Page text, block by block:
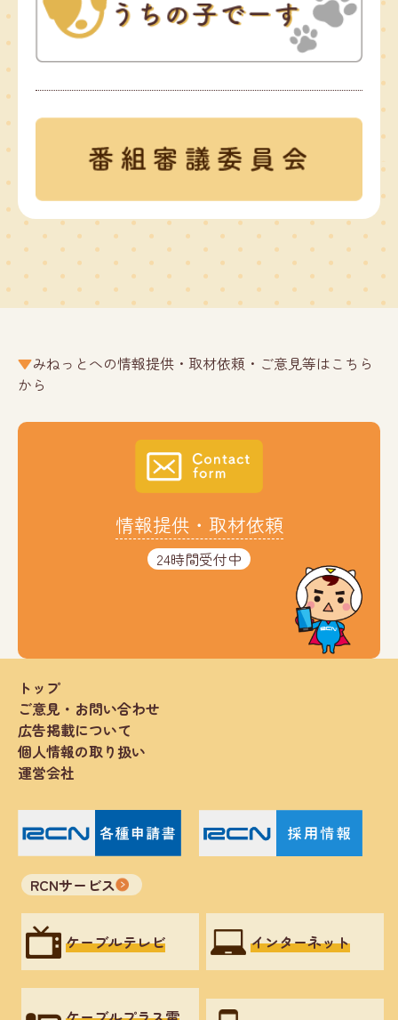
みねっとへの情報提供・取材依頼・ご意見等はこちら
から
情報提供・取材依頼
24時間受付中
トップ
ご意見・お問い合わせ
広告掲載について
個人情報の取り扱い
運営会社
RCNサービス
ケーブルテレビ インターネット